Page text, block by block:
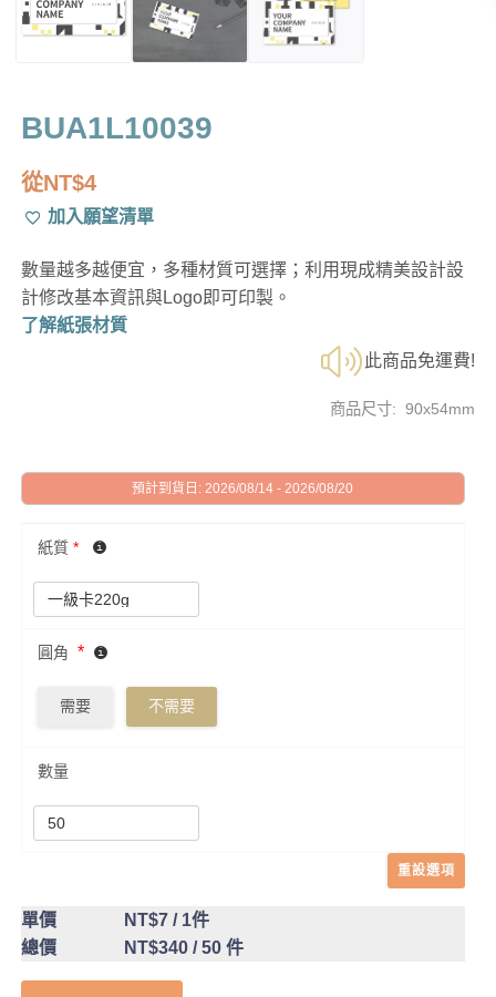
BUA1L10039
從NT$4
加入願望清單
數量越多越便宜，多種材質可選擇；利用現成精美設計設
計修改基本資訊與Logo即可印製。
了解紙張材質
此商品免運費!
商品尺寸: 90x54mm
預計到貨日: 2026/08/14 - 2026/08/20
紙質 *
圓角 *
需要 不需要
數量
重設選項
單價 NT$7/ 1件
總價
NT$340/ 50 件